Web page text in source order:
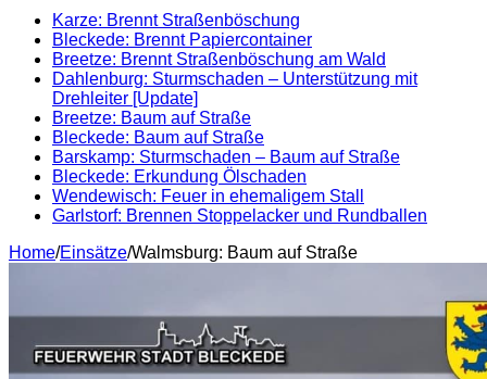
Karze: Brennt Straßenböschung
Bleckede: Brennt Papiercontainer
Breetze: Brennt Straßenböschung am Wald
Dahlenburg: Sturmschaden – Unterstützung mit
Drehleiter [Update]
Breetze: Baum auf Straße
Bleckede: Baum auf Straße
Barskamp: Sturmschaden – Baum auf Straße
Bleckede: Erkundung Ölschaden
Wendewisch: Feuer in ehemaligem Stall
Garlstorf: Brennen Stoppelacker und Rundballen
Home/Einsätze/Walmsburg: Baum auf Straße